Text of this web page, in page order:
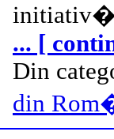
initiativ�
... [
Din
din